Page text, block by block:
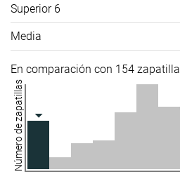
Superior 6
Media
En comparación con 154
Número de zapatillas